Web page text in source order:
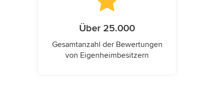
Über 25.000
Gesamtanzahl der Bewertungen
von Eigenheimbesitzern